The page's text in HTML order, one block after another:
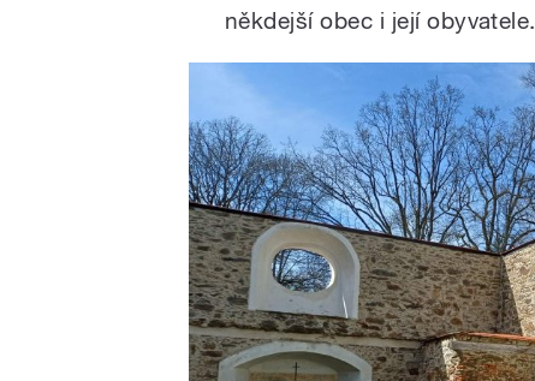
někdejší obec i její obyvatele.